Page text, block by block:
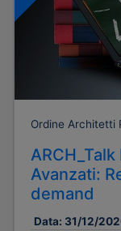
Ordine Architetti
ARCH_Talk
Avanzati:
demand
Data: 31/12/